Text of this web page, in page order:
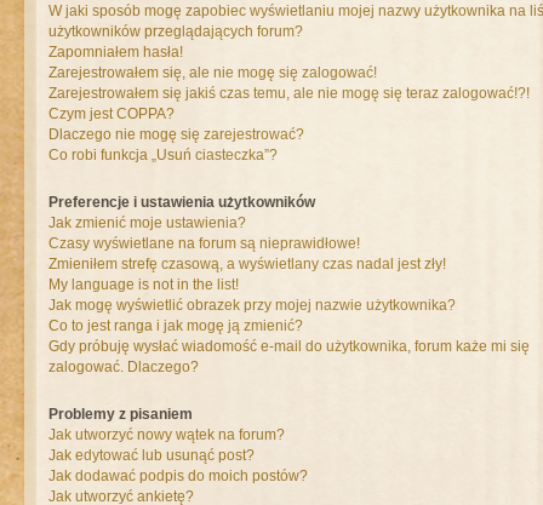
W jaki sposób mogę zapobiec wyświetlaniu mojej nazwy użytkownika na
użytkowników przeglądających forum?
Zapomniałem hasła!
Zarejestrowałem się, ale nie mogę się zalogować!
Zarejestrowałem się jakiś czas temu, ale nie mogę się teraz zalogować!?!
Czym jest COPPA?
Dlaczego nie mogę się zarejestrować?
Co robi funkcja „Usuń ciasteczka”?
Preferencje i ustawienia użytkowników
Jak zmienić moje ustawienia?
Czasy wyświetlane na forum są nieprawidłowe!
Zmieniłem strefę czasową, a wyświetlany czas nadal jest zły!
My language is not in the list!
Jak mogę wyświetlić obrazek przy mojej nazwie użytkownika?
Co to jest ranga i jak mogę ją zmienić?
Gdy próbuję wysłać wiadomość e-mail do użytkownika, forum każe mi się
zalogować. Dlaczego?
Problemy z pisaniem
Jak utworzyć nowy wątek na forum?
Jak edytować lub usunąć post?
Jak dodawać podpis do moich postów?
Jak utworzyć ankietę?